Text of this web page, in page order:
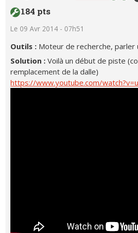
184 pts
Le 09 Avr 2014 - 07h51
Outils : Moteur de recherche, parler
Solution :Voilà un début de piste
remplacement de la dalle)
https://www.youtube.com/